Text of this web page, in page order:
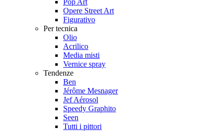
Opere Street Art
Figurativo
Per tecnica
Olio
Acrilico
Media misti
Vernice spray
Tendenze
Ben
Jérôme Mesnager
Jef Aérosol
Speedy Graphito
Seen
Tutti i pittori